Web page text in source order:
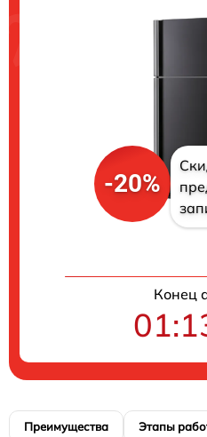
-20%
Конец
Преимущества Этапы